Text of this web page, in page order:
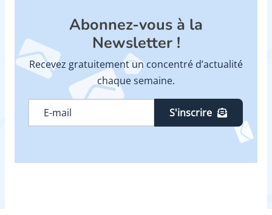
Abonnez-vous à la
Newsletter !
Recevez gratuitement un concentré d’actualité
chaque semaine.
S'inscrire